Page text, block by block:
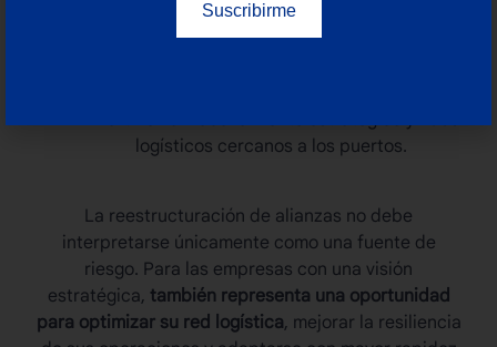
Incorporar tecnología y análisis de datos para
anticipar retrasos y ajustar planes operativos.
Invertir en almacenamiento estratégico y hubs
logísticos cercanos a los puertos.
La reestructuración de alianzas no debe
interpretarse únicamente como una fuente de
riesgo. Para las empresas con una visión
estratégica, también representa una oportunidad
para optimizar su red logística, mejorar la resiliencia
Suscribirme